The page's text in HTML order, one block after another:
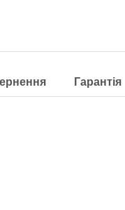
Гарантія